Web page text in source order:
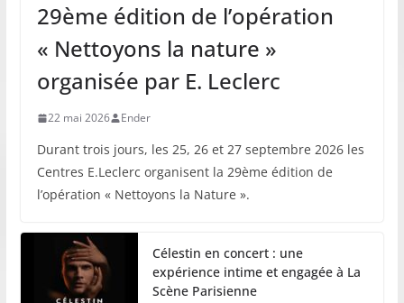
29ème édition de l’opération
« Nettoyons la nature »
organisée par E. Leclerc
22 mai 2026 Ender
Durant trois jours, les 25, 26 et 27 septembre 2026 les
Centres E.Leclerc organisent la 29ème édition de
l’opération « Nettoyons la Nature ».
Célestin en concert : une
expérience intime et engagée à La
Scène Parisienne